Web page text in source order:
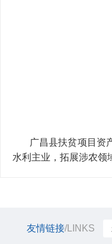
广昌县扶贫项目资产
水利主业，拓展涉农领
友情链接/LINKS